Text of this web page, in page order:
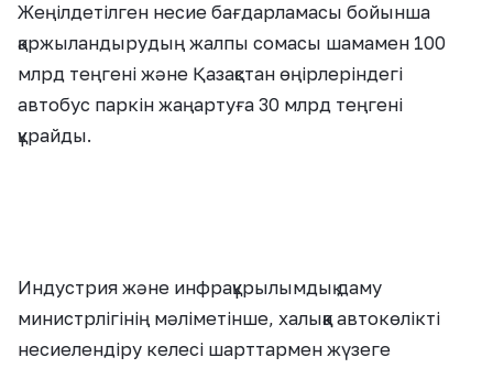
Жеңілдетілген несие бағдарламасы бойынша
қаржыландырудың жалпы сомасы шамамен 100
млрд теңгені және Қазақстан өңірлеріндегі
автобус паркін жаңартуға 30 млрд теңгені
құрайды.
Индустрия және инфрақұрылымдық даму
министрлігінің мәліметінше, халыққа автокөлікті
несиелендіру келесі шарттармен жүзеге